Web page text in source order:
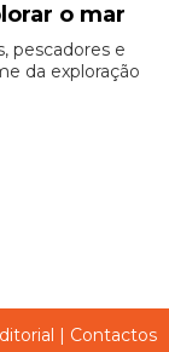
o mar
pescadores e
da exploração
| Contactos